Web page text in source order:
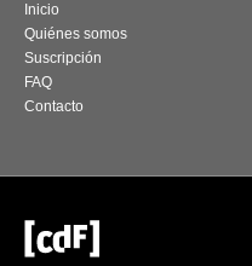
Inicio
Quiénes somos
Suscripción
FAQ
Contacto